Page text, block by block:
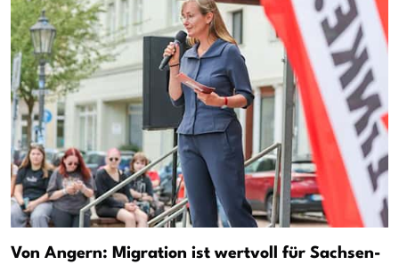
Von Angern: Migration ist wertvoll für Sachsen-